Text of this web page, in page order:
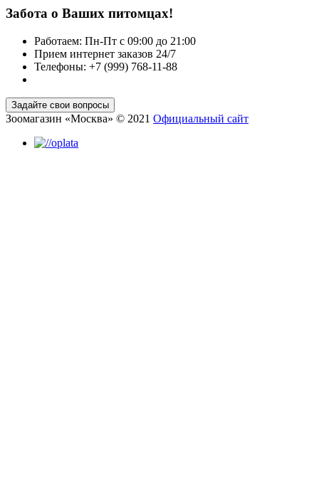
Забота о Ваших питомцах!
Работаем: Пн-Пт с 09:00 до 21:00
Прием интернет заказов 24/7
Телефоны: +7 (999) 768-11-88
Зоомагазин «Москва» © 2021 Официальный сайт